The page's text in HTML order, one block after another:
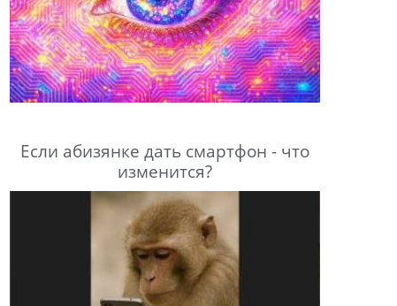
Если абизянке дать смартфон - что
изменится?